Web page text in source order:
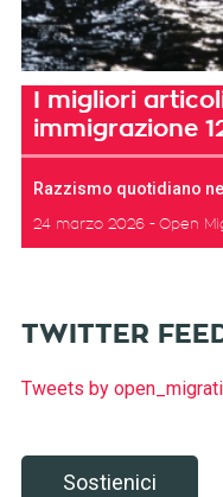
I migliori
immigrazione
Razzismo quotidiano
24 marzo 2026 Open
TWITTER
Tweets by
Sostienici